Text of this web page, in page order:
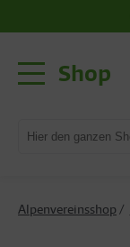
Shop
Alpenvereinsshop